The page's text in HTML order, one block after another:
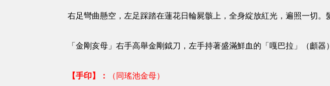
右足彎曲懸空，左足踩踏在蓮花日輪屍骸上，全身綻放紅光，遍照一切
「金剛亥母」右手高舉金剛鉞刀，左手持著盛滿鮮血的「嘎巴拉」（顱
【手印】：
（同瑤池金母）